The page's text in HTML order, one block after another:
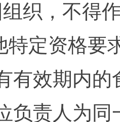
织，不得
特定资格要
有效期内
负责人为